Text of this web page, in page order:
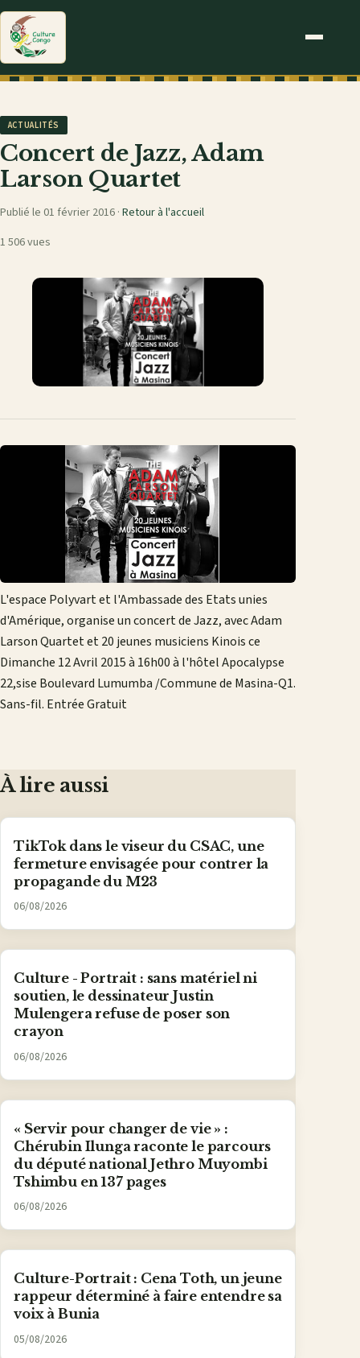
ACTUALITÉS
Concert de Jazz, Adam
Larson Quartet
Publié le 01 février 2016 · Retour à l'accueil
1 506 vues
L'espace Polyvart et l'Ambassade des Etats unies
d'Amérique, organise un concert de Jazz, avec Adam
Larson Quartet et 20 jeunes musiciens Kinois ce
Dimanche 12 Avril 2015 à 16h00 à l'hôtel Apocalypse
22,sise Boulevard Lumumba /Commune de Masina-Q1.
Sans-fil. Entrée Gratuit
À lire aussi
TikTok dans le viseur du CSAC, une
fermeture envisagée pour contrer la
propagande du M23
06/08/2026
Culture - Portrait : sans matériel ni
soutien, le dessinateur Justin
Mulengera refuse de poser son
crayon
06/08/2026
« Servir pour changer de vie » :
Chérubin Ilunga raconte le parcours
du député national Jethro Muyombi
Tshimbu en 137 pages
06/08/2026
Culture-Portrait : Cena Toth, un jeune
rappeur déterminé à faire entendre sa
voix à Bunia
05/08/2026